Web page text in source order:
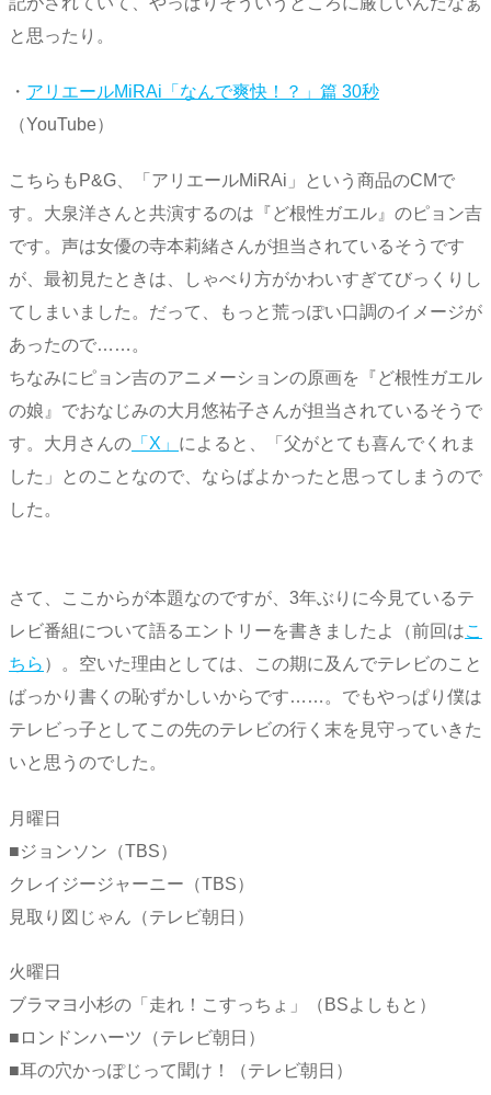
と思ったり。
・ アリエールMiRAi「なんで爽快！？」篇 30秒
（YouTube）
こちらもP&G、「アリエールMiRAi」という商品のCMで
す。大泉洋さんと共演するのは『ど根性ガエル』のピョン吉
です。声は女優の寺本莉緒さんが担当されているそうです
が、最初見たときは、しゃべり方がかわいすぎてびっくりし
てしまいました。だって、もっと荒っぽい口調のイメージが
あったので……。
ちなみにピョン吉のアニメーションの原画を『ど根性ガエル
の娘』でおなじみの大月悠祐子さんが担当されているそうで
す。大月さんの 「X」 によると、「父がとても喜んでくれま
した」とのことなので、ならばよかったと思ってしまうので
した。
さて、ここからが本題なのですが、3年ぶりに今見ているテ
レビ番組について語るエントリーを書きましたよ（前回はこ
ちら ）。空いた理由としては、この期に及んでテレビのこと
ばっかり書くの恥ずかしいからです……。でもやっぱり僕は
テレビっ子としてこの先のテレビの行く末を見守っていきた
いと思うのでした。
月曜日
■ジョンソン（TBS）
クレイジージャーニー（TBS）
見取り図じゃん（テレビ朝日）
火曜日
ブラマヨ小杉の「走れ！こすっちょ」（BSよしもと）
■ロンドンハーツ（テレビ朝日）
■耳の穴かっぽじって聞け！（テレビ朝日）